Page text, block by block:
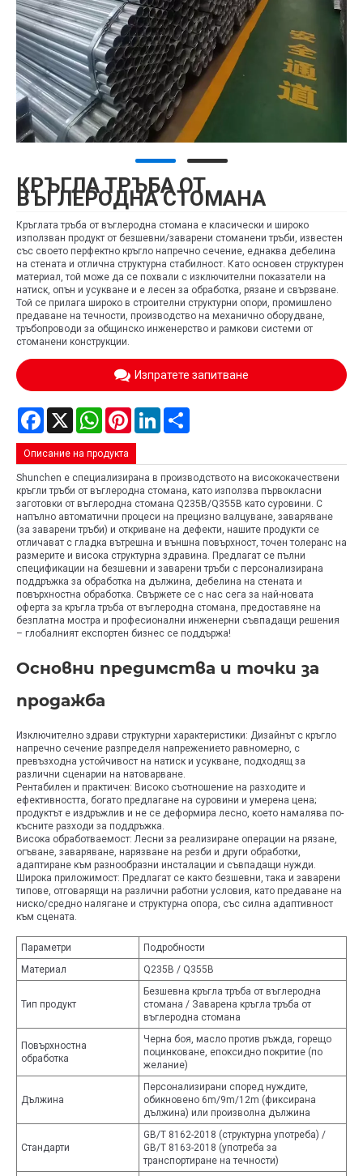
КРЪГЛА ТРЪБА ОТ
ВЪГЛЕРОДНА СТОМАНА
Кръглата тръба от въглеродна стомана е класически и широко
използван продукт от безшевни/заварени стоманени тръби, известен
със своето перфектно кръгло напречно сечение, еднаква дебелина
на стената и отлична структурна стабилност. Като основен структурен
материал, той може да се похвали с изключителни показатели на
натиск, опън и усукване и е лесен за обработка, рязане и свързване.
Той се прилага широко в строителни структурни опори, промишлено
предаване на течности, производство на механично оборудване,
тръбопроводи за общинско инженерство и рамкови системи от
стоманени конструкции.
Изпратете запитване
Facebook
X WhatsAppPinterestLinkedIn
Описание на продукта
Shunchen е специализирана в производството на висококачествени
кръгли тръби от въглеродна стомана, като използва първокласни
заготовки от въглеродна стомана Q235B/Q355B като суровини. С
напълно автоматични процеси на прецизно валцуване, заваряване
(за заварени тръби) и откриване на дефекти, нашите продукти се
отличават с гладка вътрешна и външна повърхност, точен толеранс на
размерите и висока структурна здравина. Предлагат се пълни
спецификации на безшевни и заварени тръби с персонализирана
поддръжка за обработка на дължина, дебелина на стената и
повърхностна обработка. Свържете се с нас сега за най-новата
оферта за кръгла тръба от въглеродна стомана, предоставяне на
безплатна мостра и професионални инженерни съвпадащи решения
– глобалният експортен бизнес се поддържа!
Основни предимства и точки за
продажба
Изключително здрави структурни характеристики: Дизайнът с кръгло
напречно сечение разпределя напрежението равномерно, с
превъзходна устойчивост на натиск и усукване, подходящ за
различни сценарии на натоварване.
Рентабилен и практичен: Високо съотношение на разходите и
ефективността, богато предлагане на суровини и умерена цена;
продуктът е издръжлив и не се деформира лесно, което намалява по-
късните разходи за поддръжка.
Висока обработваемост: Лесни за реализиране операции на рязане,
огъване, заваряване, нарязване на резби и други обработки,
адаптиране към разнообразни инсталации и съвпадащи нужди.
Широка приложимост: Предлагат се както безшевни, така и заварени
типове, отговарящи на различни работни условия, като предаване на
ниско/средно налягане и структурна опора, със силна адаптивност
към сцената.
Параметри
Подробности
Материал
Q235B / Q355B
Тип продукт
Безшевна кръгла тръба от въглеродна
стомана / Заварена кръгла тръба от
въглеродна стомана
Повърхностна
обработка
Черна боя, масло против ръжда, горещо
поцинковане, епоксидно покритие (по
желание)
Дължина
Персонализирани според нуждите,
обикновено 6m/9m/12m (фиксирана
дължина) или произволна дължина
Стандарти
GB/T 8162-2018 (структурна употреба) /
GB/T 8163-2018 (употреба за
транспортиране на течности)